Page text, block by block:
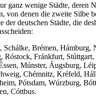
ganz wenige Städte, deren
von denen die zweite Silbe
der deutschen Städte, die
Schálke, Brémen, Hámburg,
Róstock, Fránkfurt, Stúttgart,
Múnster, Áugsburg,
Chémnitz, Kréfeld,
Pótsdam, Wúrzburg,
Cóttbus.